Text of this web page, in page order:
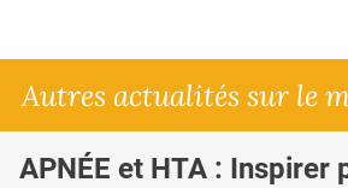
Autres actualités sur le
APNÉE et HTA : Inspirer